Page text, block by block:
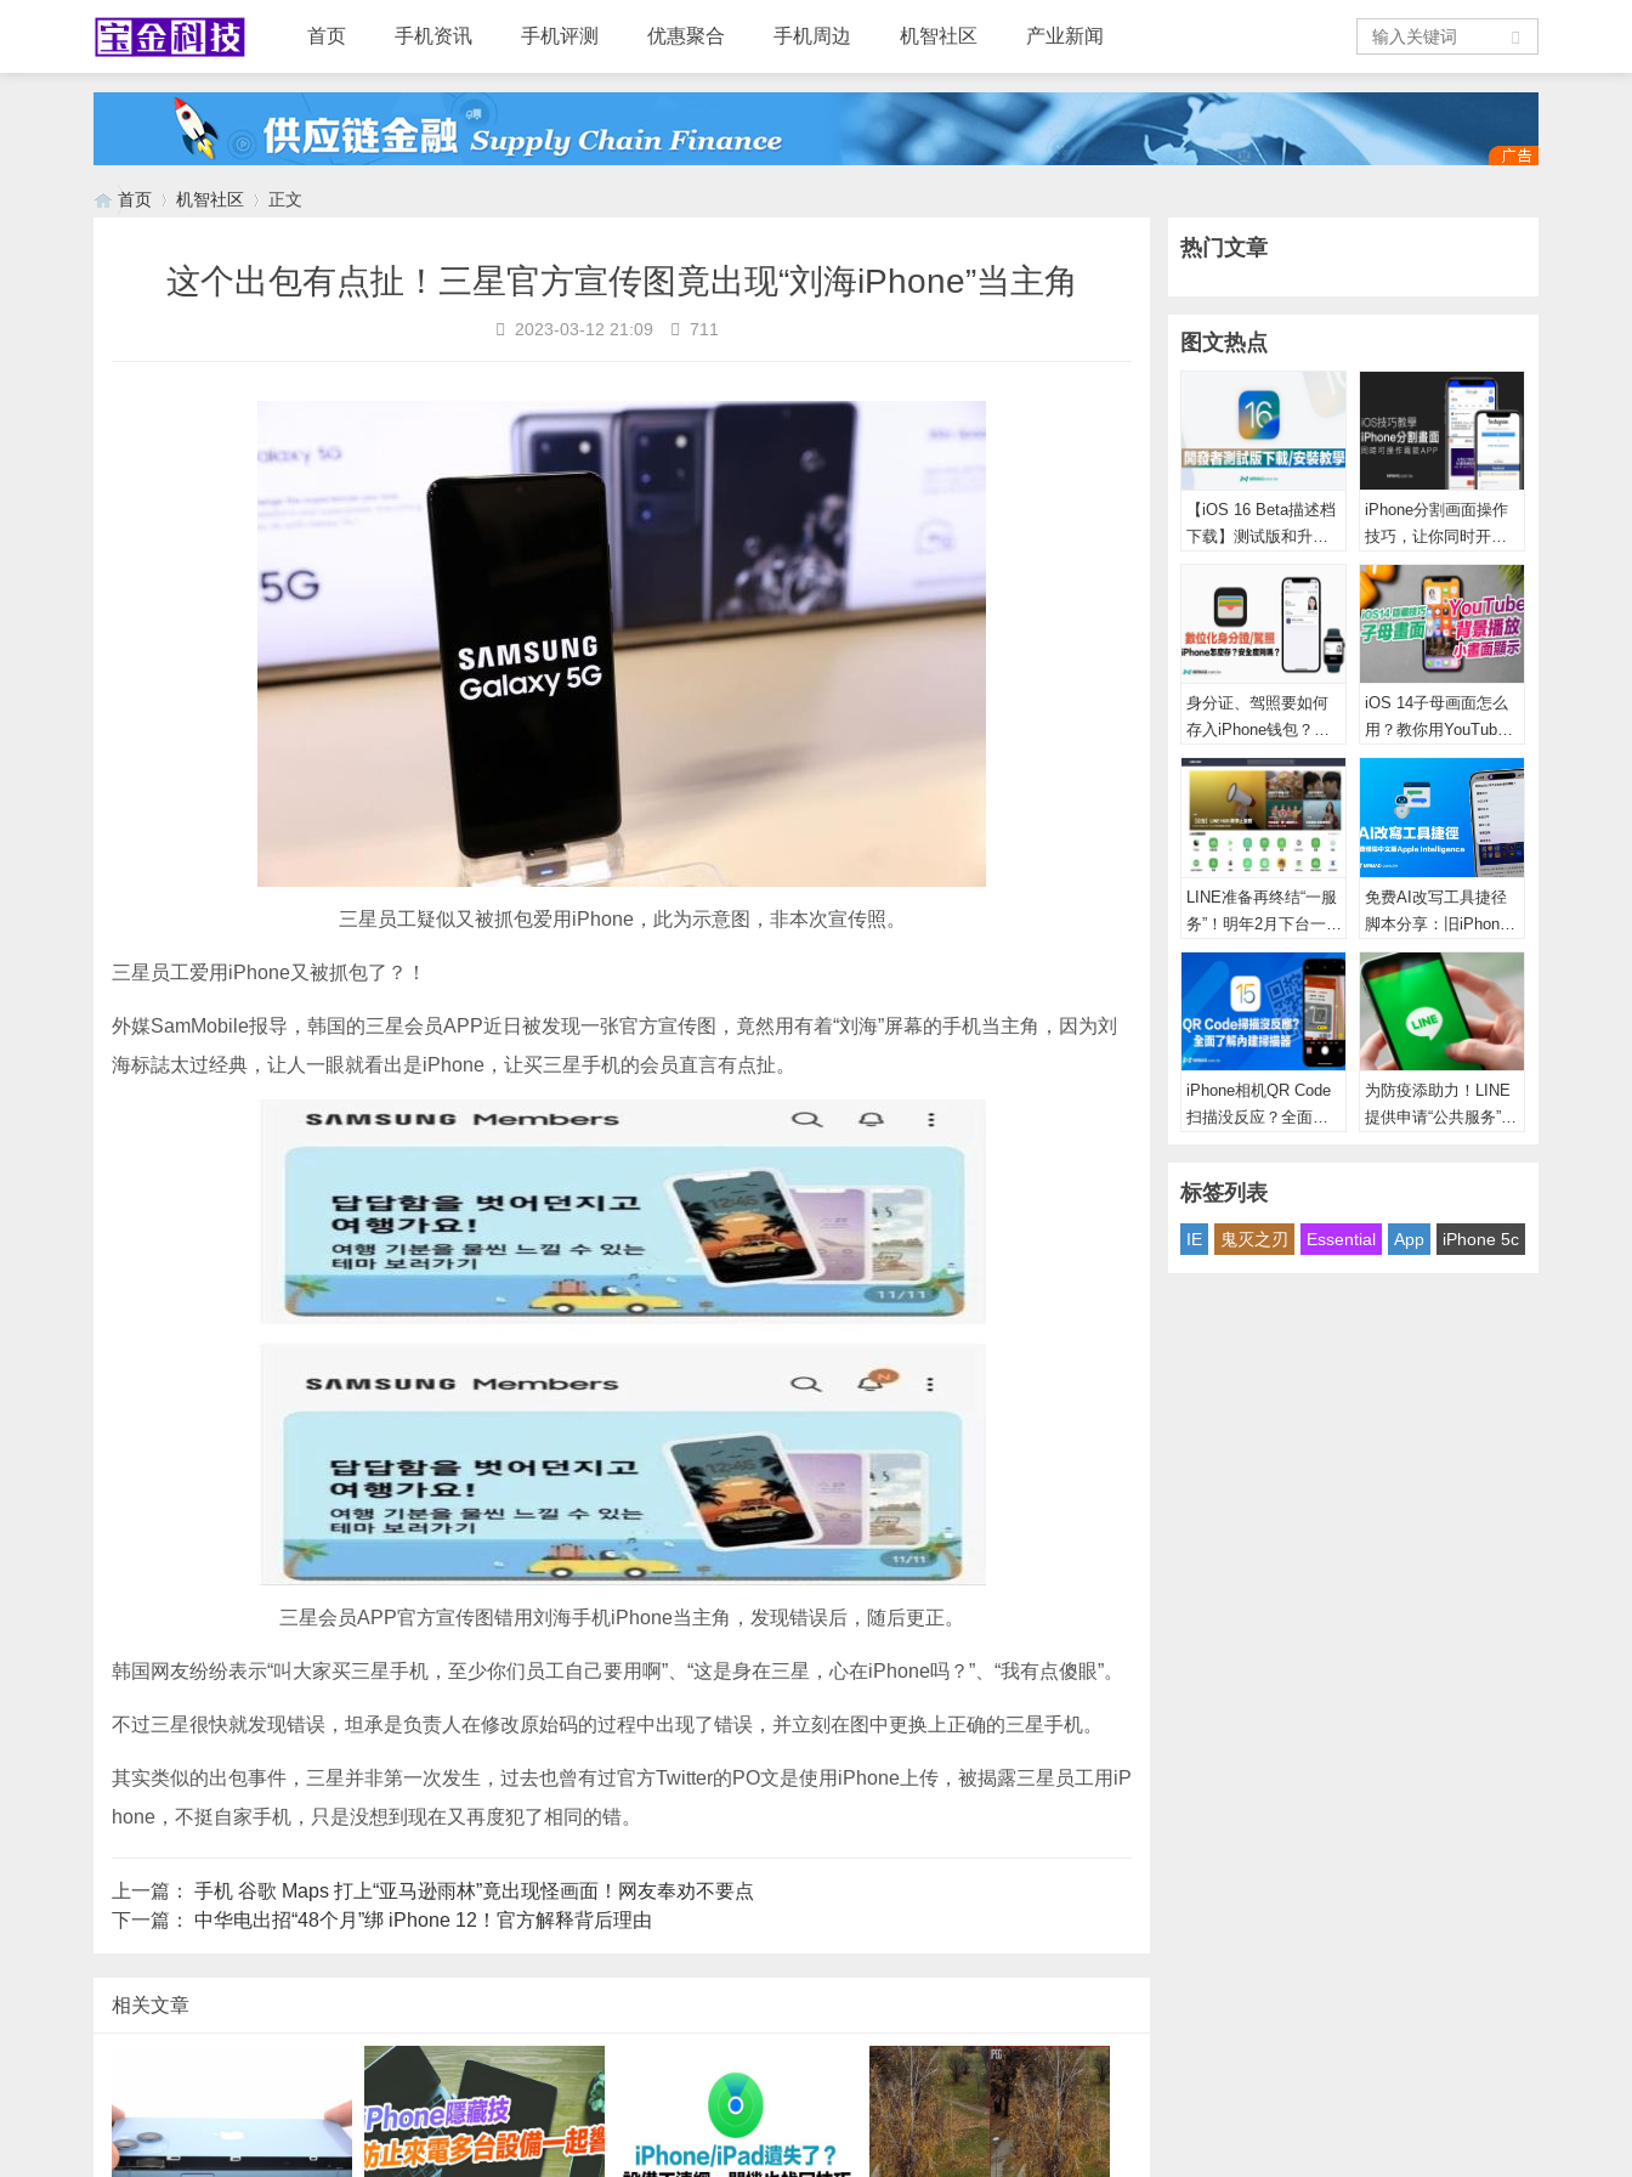
首页 手机资讯 手机评测 优惠聚合 手机周边 机智社区 产业新闻
首页 机智社区 正文
这个出包有点扯！三星官方宣传图竟出现“刘海iPhone”当主角
2023-03-12 21:09 711
三星员工疑似又被抓包爱用iPhone，此为示意图，非本次宣传照。
三星员工爱用iPhone又被抓包了？！
外媒SamMobile报导，韩国的三星会员APP近日被发现一张官方宣传图，竟然用有着“刘海”屏幕的手机当主角，因为刘
海标誌太过经典，让人一眼就看出是iPhone，让买三星手机的会员直言有点扯。
三星会员APP官方宣传图错用刘海手机iPhone当主角，发现错误后，随后更正。
韩国网友纷纷表示“叫大家买三星手机，至少你们员工自己要用啊”、“这是身在三星，心在iPhone吗？”、“我有点傻眼”。
不过三星很快就发现错误，坦承是负责人在修改原始码的过程中出现了错误，并立刻在图中更换上正确的三星手机。
其实类似的出包事件，三星并非第一次发生，过去也曾有过官方Twitter的PO文是使用iPhone上传，被揭露三星员工用iP
hone，不挺自家手机，只是没想到现在又再度犯了相同的错。
上一篇： 手机 谷歌 Maps 打上“亚马逊雨林”竟出现怪画面！网友奉劝不要点
下一篇： 中华电出招“48个月”绑 iPhone 12！官方解释背后理由
相关文章
热门文章
图文热点
【iOS 16 Beta描述档
下载】测试版和升级
iPhone分割画面操作
技巧，让你同时开两
个App做两件事情
身分证、驾照要如何
存入iPhone钱包？数
码化安全与隐私足够
吗？
iOS 14子母画面怎么
用？教你用YouTube
也能轻松实现
LINE准备再终结“一服
务”！明年2月下台一鞠
躬
免费AI改写工具捷径
脚本分享：旧iPhone
畅享中文写作新体验
iPhone相机QR Code
扫描没反应？全面了
为防疫添助力！LINE
提供申请“公共服务”帐
标签列表
IE 鬼灭之刃 Essential App iPhone 5c